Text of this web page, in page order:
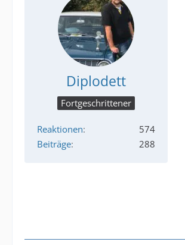
Diplodett
Fortgeschrittener
Reaktionen
574
Beiträge
288